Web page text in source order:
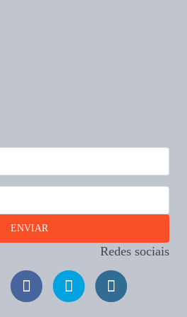
Redes sociais